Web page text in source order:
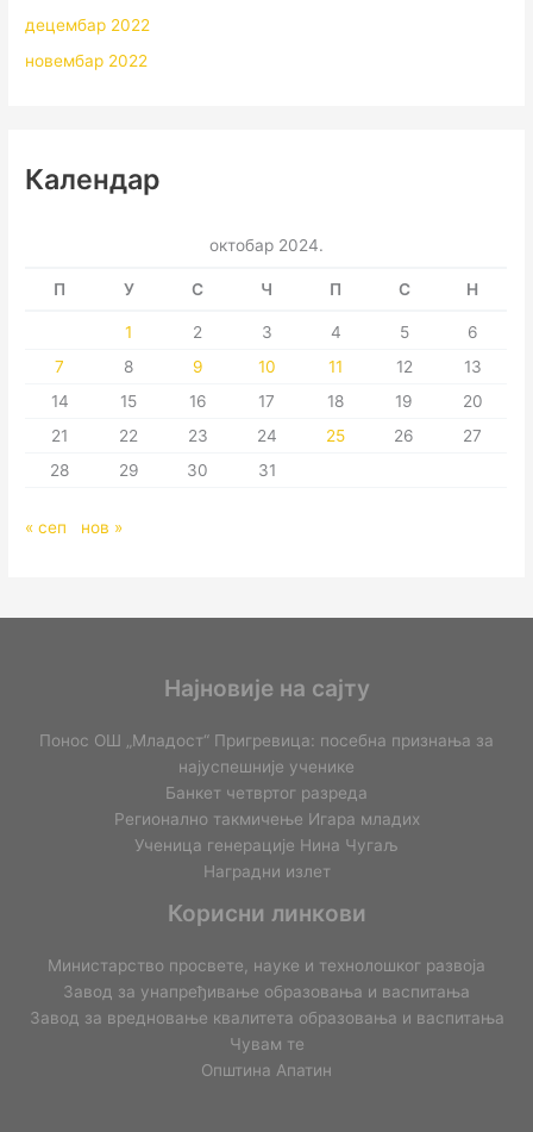
децембар 2022
новембар 2022
Календар
октобар 2024.
П У С Ч П С Н
1 2 3 4 5
6
7
8 9 10 11 12
13
14
15 16 17 18 19
20
21
22 23 24 25 26
27
28
29 30 31
« сеп нов »
Најновије на сајту
Понос ОШ „Младост“ Пригревица: посебна признања за
најуспешније ученике
Банкет четвртог разреда
Регионално такмичењe Игара младих
Ученица генерације Нина Чугаљ
Наградни излет
Корисни линкови
Министарство просвете, науке и технолошког развоја
Завод за унапређивање образовања и васпитања
Завод за вредновање квалитета образовања и васпитања
Чувам те
Општина Апатин